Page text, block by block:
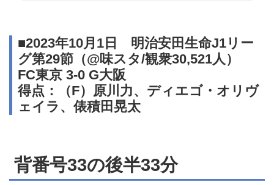
■2023年10月1日 明治安田生命J1リー
グ第29節（@味スタ/観衆30,521人）
FC東京 3-0 G大阪
得点：（F）原川力、ディエゴ・オリヴ
ェイラ、俵積田晃太
背番号33の後半33分